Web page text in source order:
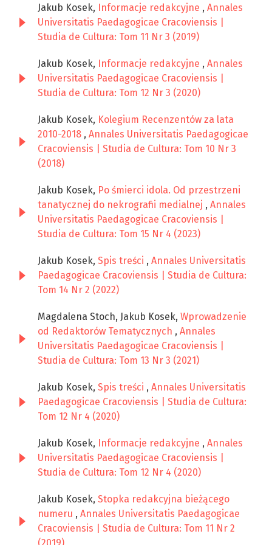
Jakub Kosek, Informacje redakcyjne , Annales
Universitatis Paedagogicae Cracoviensis |
Studia de Cultura: Tom 11 Nr 3 (2019)
Jakub Kosek, Informacje redakcyjne , Annales
Universitatis Paedagogicae Cracoviensis |
Studia de Cultura: Tom 12 Nr 3 (2020)
Jakub Kosek, Kolegium Recenzentów za lata
2010-2018 , Annales Universitatis Paedagogicae
Cracoviensis | Studia de Cultura: Tom 10 Nr 3
(2018)
Jakub Kosek, Po śmierci idola. Od przestrzeni
tanatycznej do nekrografii medialnej , Annales
Universitatis Paedagogicae Cracoviensis |
Studia de Cultura: Tom 15 Nr 4 (2023)
Jakub Kosek, Spis treści , Annales Universitatis
Paedagogicae Cracoviensis | Studia de Cultura:
Tom 14 Nr 2 (2022)
Magdalena Stoch, Jakub Kosek, Wprowadzenie
od Redaktorów Tematycznych , Annales
Universitatis Paedagogicae Cracoviensis |
Studia de Cultura: Tom 13 Nr 3 (2021)
Jakub Kosek, Spis treści , Annales Universitatis
Paedagogicae Cracoviensis | Studia de Cultura:
Tom 12 Nr 4 (2020)
Jakub Kosek, Informacje redakcyjne , Annales
Universitatis Paedagogicae Cracoviensis |
Studia de Cultura: Tom 12 Nr 4 (2020)
Jakub Kosek, Stopka redakcyjna bieżącego
numeru , Annales Universitatis Paedagogicae
Cracoviensis | Studia de Cultura: Tom 11 Nr 2